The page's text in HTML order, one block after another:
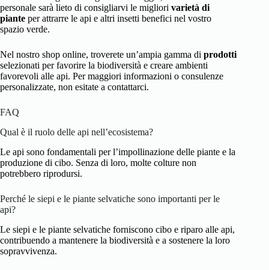
personale sarà lieto di consigliarvi le migliori varietà di
piante per attrarre le api e altri insetti benefici nel vostro
spazio verde.
Nel nostro shop online, troverete un’ampia gamma di prodotti
selezionati per favorire la biodiversità e creare ambienti
favorevoli alle api. Per maggiori informazioni o consulenze
personalizzate, non esitate a contattarci.
FAQ
Qual è il ruolo delle api nell’ecosistema?
Le api sono fondamentali per l’impollinazione delle piante e la
produzione di cibo. Senza di loro, molte colture non
potrebbero riprodursi.
Perché le siepi e le piante selvatiche sono importanti per le
api?
Le siepi e le piante selvatiche forniscono cibo e riparo alle api,
contribuendo a mantenere la biodiversità e a sostenere la loro
sopravvivenza.